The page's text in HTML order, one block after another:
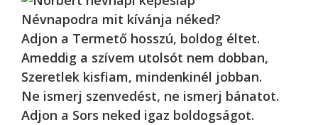
Névnapodra mit kívánja néked?
Adjon a Termető hosszú, boldog éltet.
Ameddig a szívem utolsót nem dobban,
Szeretlek kisfiam, mindenkinél jobban.
Ne ismerj szenvedést, ne ismerj bánatot.
Adjon a Sors neked igaz boldogságot.